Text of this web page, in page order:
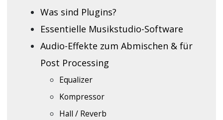
Was sind Plugins?
Essentielle Musikstudio-Software
Audio-Effekte zum Abmischen & für
Post Processing
Equalizer
Kompressor
Hall / Reverb